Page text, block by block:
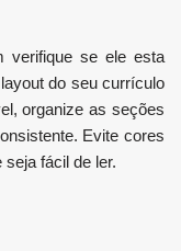
verifique se ele esta
do seu currículo
organize as seções
Evite cores
fácil de ler.